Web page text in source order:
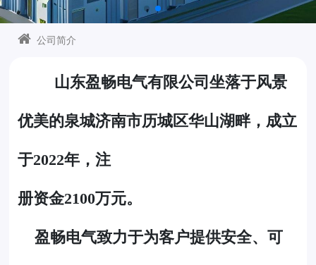
公司简介
山东盈畅电气有限公司坐落于风景
优美的泉城济南市历城区华山湖畔，成立
于2022年，注
册资金2100万元。
盈畅电气致力于为客户提供安全、可